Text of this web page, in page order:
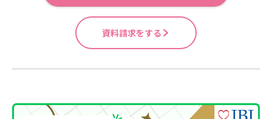
資料請求をする